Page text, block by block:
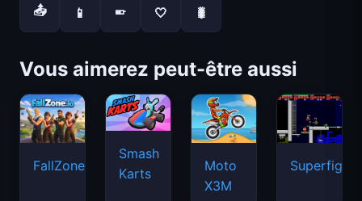
📤 📱 📱 🤍 🐛
Vous aimerez peut-être aussi
FallZone.io
Smash
Karts
Moto
X3M